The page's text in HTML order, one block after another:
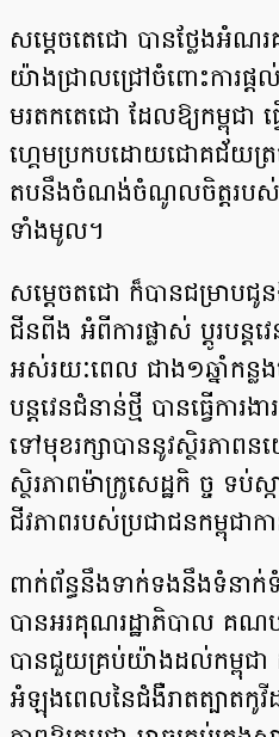
សម្តេចតេជោ បានថ្លែងអំ
យ៉ាងជ្រាលជ្រៅចំពោះការ
មរតកតេជោ ដែលឱ្យកម្ពុជា ធ្
ហ្គេមប្រកបដោយជោគជ័យត្រ
តបនឹងចំណង់ចំណូលចិត្តរបស់ប្
ទាំងមូល។
សម្តេចតជោ ក៏បានជម្រាបជូ
ជីនពីង អំពីការផ្លាស់ ប្តូរបន្
អស់រយៈពេល ជាង១ឆ្នាំកន្ល
បន្តវេនជំនាន់ថ្មី បានធ្វើកា
ទៅមុខរក្សាបាននូវស្ថិរភា
ស្ថិរភាពម៉ាក្រូសេដ្ឋកិ ច្ច ទប់
ជីវភាពរបស់ប្រជាជនកម្ពុជា
ពាក់ព័ន្ធនឹងទាក់ទងនឹងទំនាក់
បានអរគុណរដ្ឋាភិបាល គណ
បានជួយគ្រប់យ៉ាងដល់កម្ពុជា
អំឡុងពេលនៃជំងឺរាតត្បាតកូ